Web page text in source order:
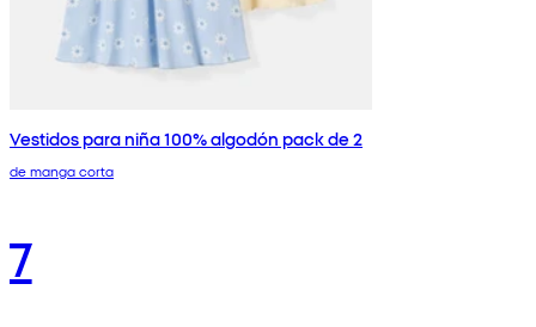
Vestidos para niña 100% algodón pack de 2
de manga corta
7